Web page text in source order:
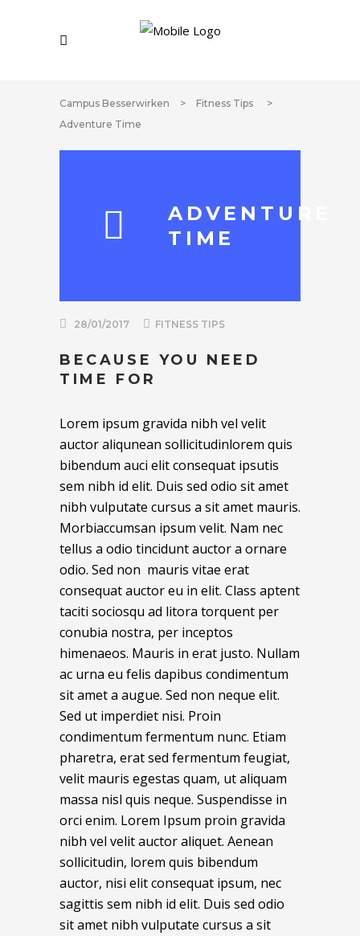
Campus Besserwirken > Fitness Tips
>
Adventure Time
ADVENTURE
TIME
28/01/2017 FITNESS TIPS
BECAUSE YOU NEED
TIME FOR
Lorem ipsum gravida nibh vel velit
auctor aliqunean sollicitudinlorem quis
bibendum auci elit consequat ipsutis
sem nibh id elit. Duis sed odio sit amet
nibh vulputate cursus a sit amet mauris.
Morbiaccumsan ipsum velit. Nam nec
tellus a odio tincidunt auctor a ornare
odio. Sed non mauris vitae erat
consequat auctor eu in elit. Class aptent
taciti sociosqu ad litora torquent per
conubia nostra, per inceptos
himenaeos. Mauris in erat justo. Nullam
ac urna eu felis dapibus condimentum
sit amet a augue. Sed non neque elit.
Sed ut imperdiet nisi. Proin
condimentum fermentum nunc. Etiam
pharetra, erat sed fermentum feugiat,
velit mauris egestas quam, ut aliquam
massa nisl quis neque. Suspendisse in
orci enim. Lorem Ipsum proin gravida
nibh vel velit auctor aliquet. Aenean
sollicitudin, lorem quis bibendum
auctor, nisi elit consequat ipsum, nec
sagittis sem nibh id elit. Duis sed odio
sit amet nibh vulputate cursus a sit